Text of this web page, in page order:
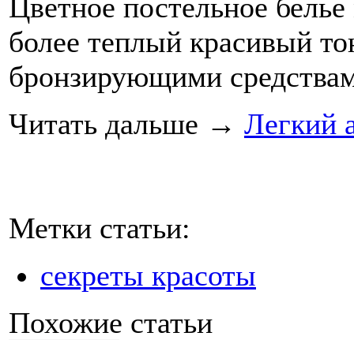
Цветное постельное
более теплый красивый
бронзирующими
Читать дальше → Легкий
Метки статьи:
секреты красоты
Похожие статьи